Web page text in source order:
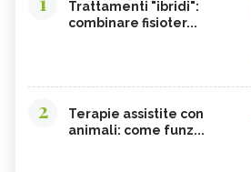
Trattamenti "ibridi":
combinare fisioter...
2
Terapie assistite con
animali: come funz...